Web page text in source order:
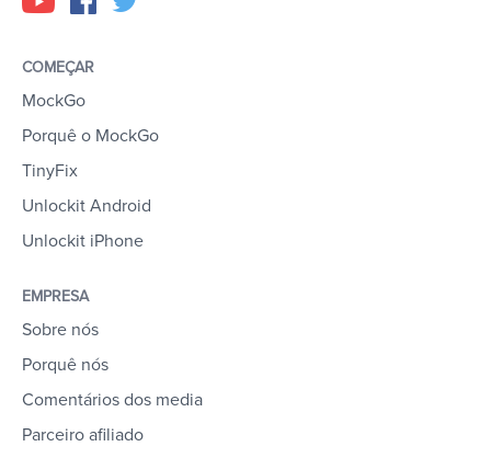
COMEÇAR
MockGo
Porquê o MockGo
TinyFix
Unlockit Android
Unlockit iPhone
EMPRESA
Sobre nós
Porquê nós
Comentários dos media
Parceiro afiliado